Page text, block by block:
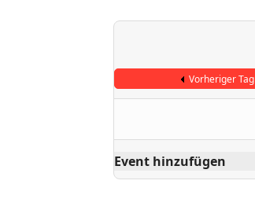
Vorheriger Tag
Event hinzufügen